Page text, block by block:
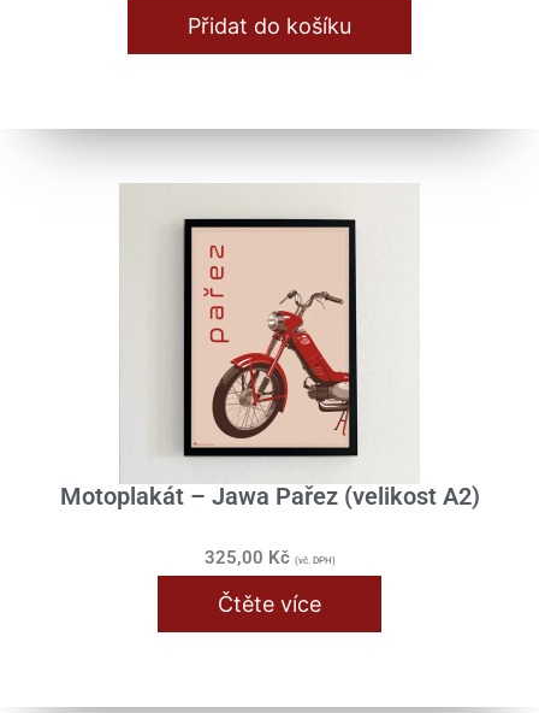
Přidat do košíku
Motoplakát – Jawa Pařez (velikost A2)
325,00 Kč (vč. DPH)
Čtěte více